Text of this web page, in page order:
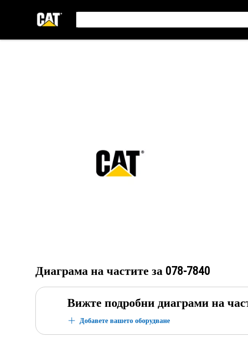
Диаграма на частите за 078-7840
Вижте подробни диаграми на
Добавете вашето оборудване